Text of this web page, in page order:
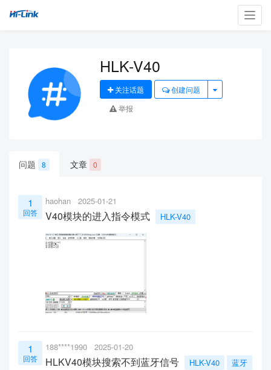
HLK-V40
关注话题
创建问题
举报
问题 8 文章 0
1
回答
haohan 2025-01-21
V40模块的进入指令模式 HLK-V40
1
回答
188****1990 2025-01-20
HLKV40模块搜索不到蓝牙信号 HLK-V40 蓝牙